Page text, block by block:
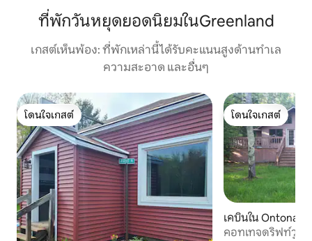
ที่พักวันหยุดยอดนิยมในGreenland
เกสต์เห็นพ้อง: ที่พักเหล่านี้ได้รับคะแนนสูงด้านทำเล
ความสะอาด และอื่นๆ
โดนใจเกสต์
โดนใจเกสต์
โดนใจเกสต์
โดนใจเกสต์
เคบินใน
คอทเทจดริฟท์วูด